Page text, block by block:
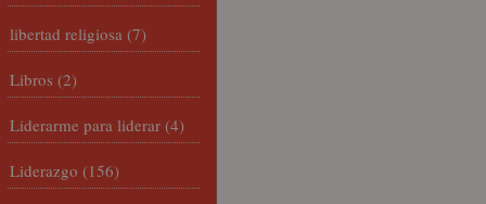
libertad religiosa (7)
Libros (2)
Liderarme para liderar (4)
Liderazgo (156)